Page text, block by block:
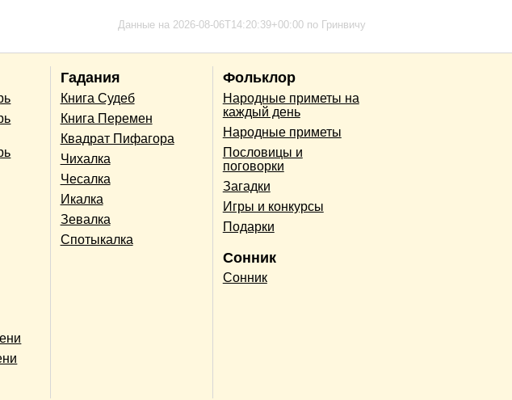
Данные на 2026-08-06T14:20:39+00:00 по Гринвичу
Гадания
Книга Судеб
Книга Перемен
Квадрат Пифагора
Чихалка
Чесалка
Икалка
Зевалка
Спотыкалка
Фольклор
Народные приметы на
каждый день
Народные приметы
Пословицы и
поговорки
Загадки
Игры и конкурсы
Подарки
Сонник
Сонник